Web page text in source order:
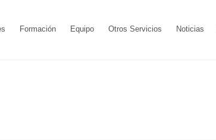
Formación Equipo Otros Servicios Noticias